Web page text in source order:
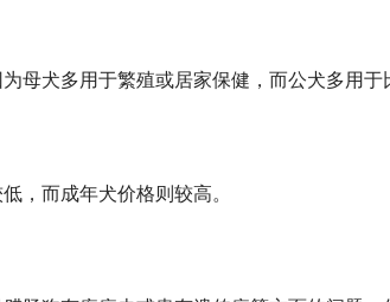
犬多用于繁殖或居家保健，而公犬多用于
，而成年犬价格则较高。